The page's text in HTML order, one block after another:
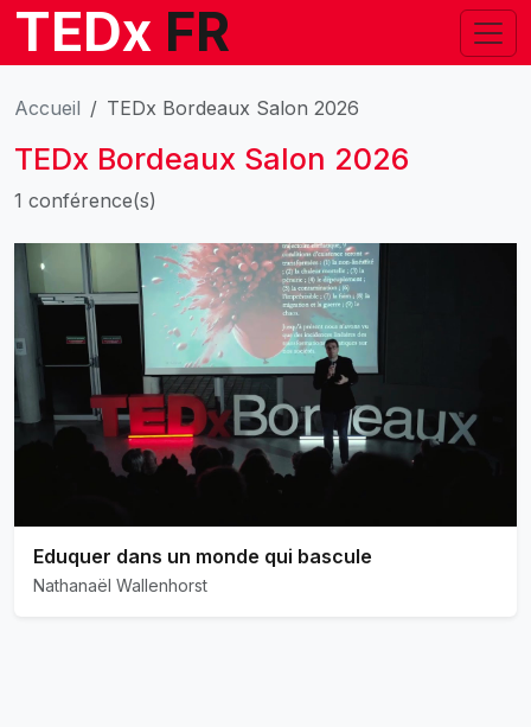
TEDx FR
Accueil TEDx Bordeaux Salon 2026
TEDx Bordeaux Salon 2026
1 conférence(s)
Eduquer dans un monde qui bascule
Nathanaël Wallenhorst